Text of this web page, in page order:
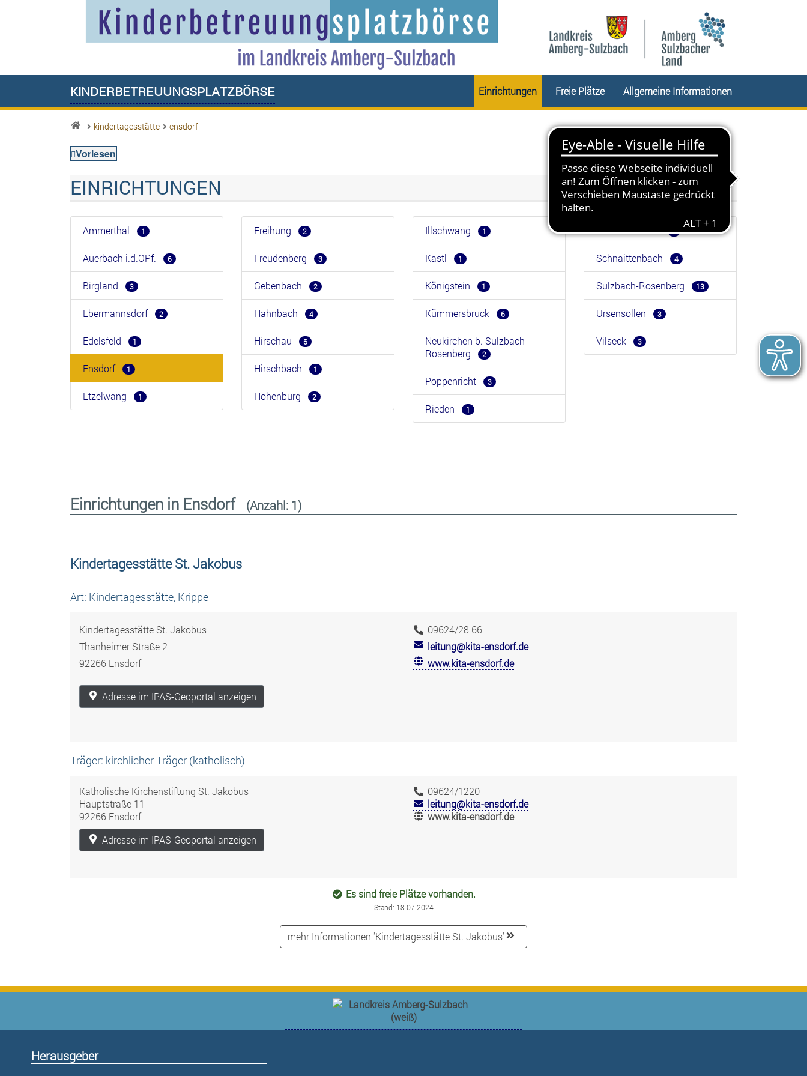
Kinderbetreuungsplatzbörse Einrichtungen Freie Plätze Allgemeine Informationen
kindertagesstätte ensdorf
Vorlesen
EINRICHTUNGEN
Ammerthal 1
Auerbach i.d.OPf. 6
Birgland 3
Ebermannsdorf 2
Edelsfeld 1
Ensdorf 1
Etzelwang 1
Freihung 2
Freudenberg 3
Gebenbach 2
Hahnbach 4
Hirschau 6
Hirschbach 1
Hohenburg 2
Illschwang 1
Kastl 1
Königstein 1
Kümmersbruck 6
Neukirchen b. Sulzbach-
Rosenberg
2
Poppenricht 3
Rieden 1
Schmidmühlen 1
Schnaittenbach 4
Sulzbach-Rosenberg 13
Ursensollen 3
Vilseck 3
Einrichtungen in Ensdorf (Anzahl: 1)
Kindertagesstätte St. Jakobus
Art: Kindertagesstätte, Krippe
Kindertagesstätte St. Jakobus
Thanheimer Straße 2
92266 Ensdorf
Adresse im IPAS-Geoportal anzeigen
09624/28 66
leitung@kita-ensdorf.de
www.kita-ensdorf.de
Träger: kirchlicher Träger (katholisch)
Katholische Kirchenstiftung St. Jakobus
Hauptstraße 11
92266 Ensdorf
Adresse im IPAS-Geoportal anzeigen
09624/1220
leitung@kita-ensdorf.de
www.kita-ensdorf.de
Es sind freie Plätze vorhanden.
Stand: 18.07.2024
mehr Informationen 'Kindertagesstätte St. Jakobus'
Herausgeber